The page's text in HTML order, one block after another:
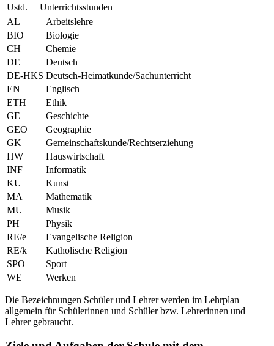
Ustd.
Unterrichtsstunden
AL
Arbeitslehre
BIO
Biologie
CH
Chemie
DE
Deutsch
DE-HKS Deutsch-Heimatkunde/Sachunterricht
EN
Englisch
ETH
Ethik
GE
Geschichte
GEO
Geographie
GK
Gemeinschaftskunde/Rechtserziehung
HW
Hauswirtschaft
INF
Informatik
KU
Kunst
MA
Mathematik
MU
Musik
PH
Physik
RE/e
Evangelische Religion
RE/k
Katholische Religion
SPO
Sport
WE
Werken
Die Bezeichnungen Schüler und Lehrer werden im Lehrplan
allgemein für Schülerinnen und Schüler bzw. Lehrerinnen und
Lehrer gebraucht.